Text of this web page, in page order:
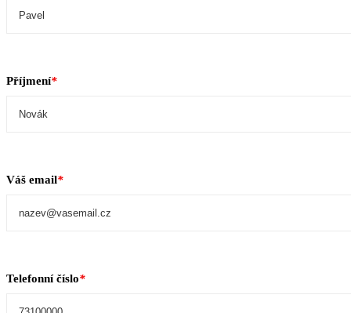
Příjmení*
Váš email*
Telefonní číslo*